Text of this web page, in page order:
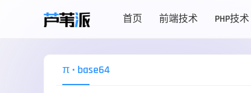
首页 前端技术 PHP技术
π • base64